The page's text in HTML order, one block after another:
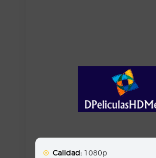
Calidad: 1080p